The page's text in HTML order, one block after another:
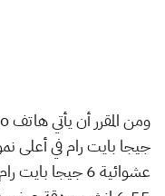
جيجا بايت رام في أعلى